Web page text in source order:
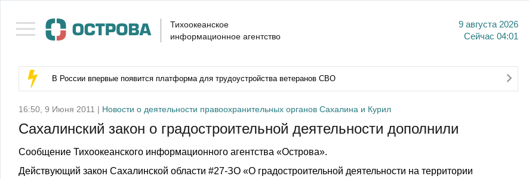
Тихоокеанское
информационное агентство
9 августа 2026
Сейчас 04:01
В России впервые появится платформа для трудоустройства ветеранов СВО
16:50, 9 Июня 2011 | Новости о деятельности правоохранительных органов Сахалина и Курил
Сахалинский закон о градостроительной деятельности дополнили
Сообщение Тихоокеанского информационного агентства «Острова».
Действующий закон Сахалинской области #27-ЗО «О градостроительной деятельности на территории